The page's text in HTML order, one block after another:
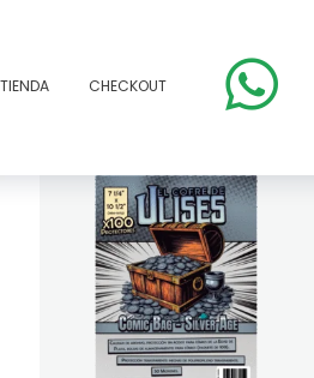
TIENDA CHECKOUT